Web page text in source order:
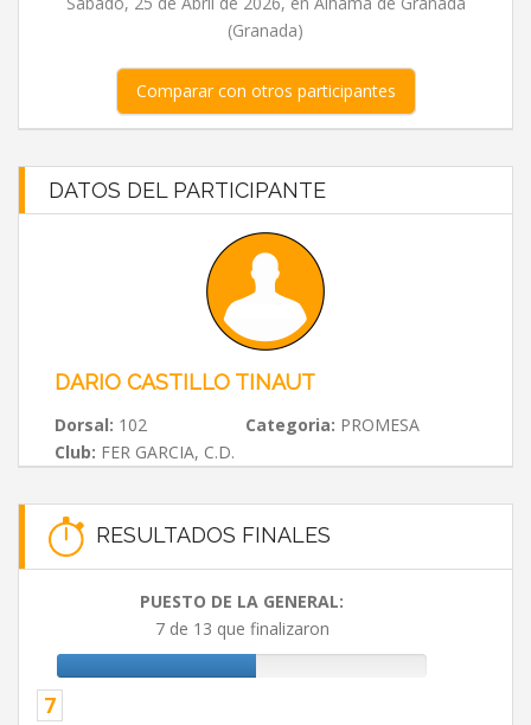
(Granada)
Comparar con otros participantes
DATOS DEL PARTICIPANTE
DARIO CASTILLO TINAUT
Dorsal: 102 Categoria: PROMESA
Club: FER GARCIA, C.D.
RESULTADOS FINALES
PUESTO DE LA GENERAL:
7 de 13 que finalizaron
7